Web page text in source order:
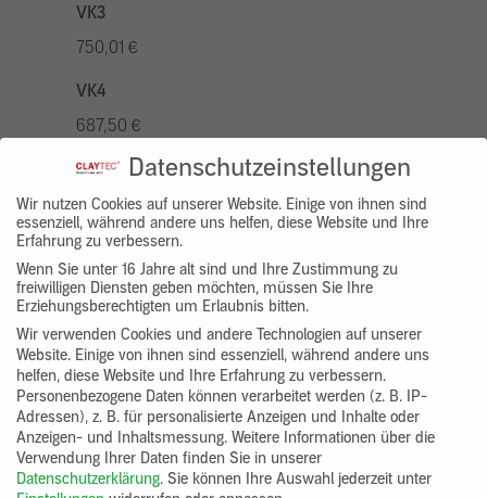
VK3
750,01 €
VK4
687,50 €
VK5
875,01 €
VK7
625,00 €
Gruppenprodukt
yosima_designputz_bigb
Datenschutzeinstellungen
Wir nutzen Cookies auf unserer Website. Einige von ihnen sind
essenziell, während andere uns helfen, diese Website und Ihre
Erfahrung zu verbessern.
Wenn Sie unter 16 Jahre alt sind und Ihre Zustimmung zu
freiwilligen Diensten geben möchten, müssen Sie Ihre
Erziehungsberechtigten um Erlaubnis bitten.
Wir verwenden Cookies und andere Technologien auf unserer
Website. Einige von ihnen sind essenziell, während andere uns
helfen, diese Website und Ihre Erfahrung zu verbessern.
Personenbezogene Daten können verarbeitet werden (z. B. IP-
Adressen), z. B. für personalisierte Anzeigen und Inhalte oder
Anzeigen- und Inhaltsmessung. Weitere Informationen über die
Verwendung Ihrer Daten finden Sie in unserer
Datenschutzerklärung. Sie können Ihre Auswahl jederzeit unter